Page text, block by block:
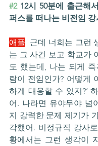
#2 12시 50분에 출근해
퍼스를 떠나는 비전임 강
애플
근데 너희는 그런
는 그 사건 보고 학교가
도 했는데, 나는 되게 즉
람이 전임인가? 어떻게
하게 대응할 수 있지?’
어. 나라면 유야무야 넘
지 강력한 문제 제기가
각했어. 비정규직 강사
황에서는 그런 생각이